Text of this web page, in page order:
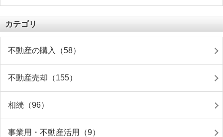
カテゴリ
不動産の購入（58）
不動産売却（155）
相続（96）
事業用・不動産活用（9）